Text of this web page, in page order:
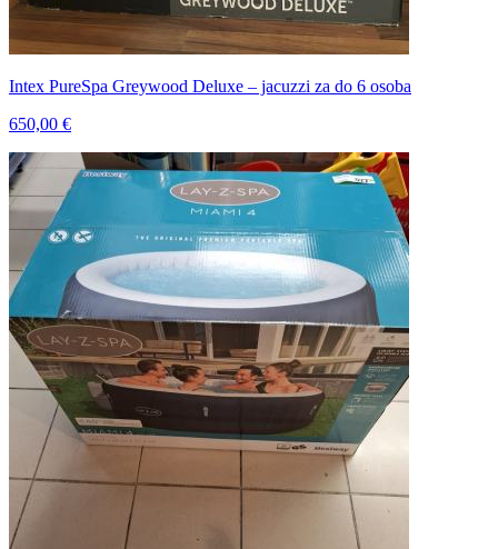
Intex PureSpa Greywood Deluxe – jacuzzi za do 6 osoba
650,00 €